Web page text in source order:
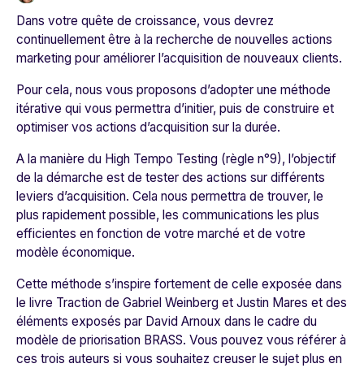
Dans votre quête de croissance, vous devrez
continuellement être à la recherche de nouvelles actions
marketing pour améliorer l’acquisition de nouveaux clients.
Pour cela, nous vous proposons d’adopter une méthode
itérative qui vous permettra d’initier, puis de construire et
optimiser vos actions d’acquisition sur la durée.
A la manière du High Tempo Testing (règle n°9), l’objectif
de la démarche est de tester des actions sur différents
leviers d’acquisition. Cela nous permettra de trouver, le
plus rapidement possible, les communications les plus
efficientes en fonction de votre marché et de votre
modèle économique.
Cette méthode s’inspire fortement de celle exposée dans
le livre Traction de Gabriel Weinberg et Justin Mares et des
éléments exposés par David Arnoux dans le cadre du
modèle de priorisation BRASS. Vous pouvez vous référer à
ces trois auteurs si vous souhaitez creuser le sujet plus en